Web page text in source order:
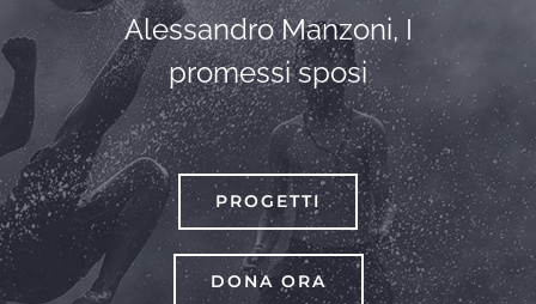
Alessandro Manzoni, I
promessi sposi
PROGETTI
DONA ORA